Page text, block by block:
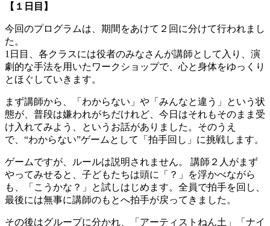
【１日目】
今回のプログラムは、期間をあけて２回に分けて行われまし
た。
1日目、各クラスには役者のみなさんが講師として入り、演
劇的な手法を用いたワークショップで、心と身体をゆっくり
とほぐしていきます。
まず講師から、「わからない」や「みんなと違う」という状
態が、普段は嫌われがちだけれど、今日はそれもそのまま受
け入れてみよう、というお話がありました。そのうえ
で、“わからない”ゲームとして「拍手回し」に挑戦します。
ゲームですが、ルールは説明されません。 講師２人がまず
やってみせると、子どもたちは頭に「？」を浮かべながら
も、「こうかな？」と試しはじめます。全員で拍手を回し、
最後には無事に講師のもとへ拍手が戻ってきました。
その後はグループに分かれ、「アーティストねん土」「ナイ